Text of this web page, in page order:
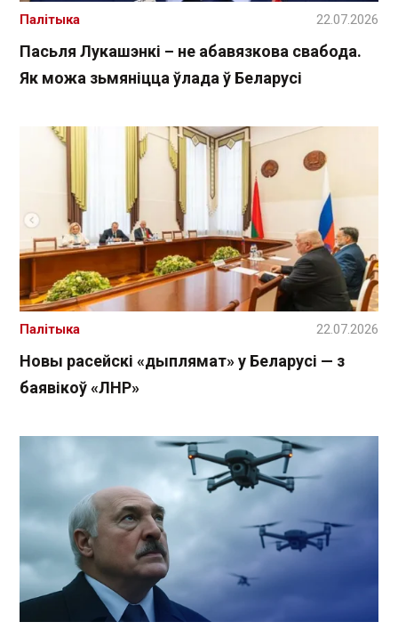
Пасьля Лукашэнкі – не абавязкова свабода.
Як можа зьмяніцца ўлада ў Беларусі
Палітыка 22.07.2026
Новы расейскі «дыплямат» у Беларусі — з
баявікоў «ЛНР»
Палітыка 22.07.2026